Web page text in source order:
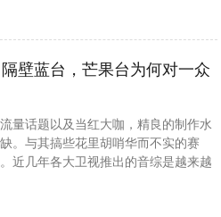
壁蓝台，芒果台为何对一众
量话题以及当红大咖，精良的制作水
。与其搞些花里胡哨华而不实的赛
近几年各大卫视推出的音综是越来越